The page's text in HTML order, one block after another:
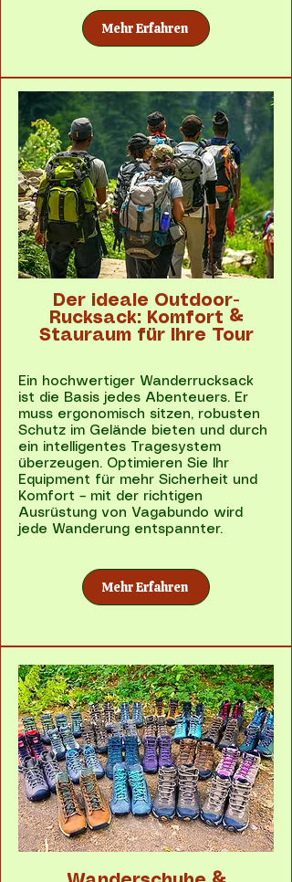
Mehr Erfahren
Der ideale Outdoor-
Rucksack: Komfort &
Stauraum für Ihre Tour
Ein hochwertiger Wanderrucksack
ist die Basis jedes Abenteuers. Er
muss ergonomisch sitzen, robusten
Schutz im Gelände bieten und durch
ein intelligentes Tragesystem
überzeugen. Optimieren Sie Ihr
Equipment für mehr Sicherheit und
Komfort – mit der richtigen
Ausrüstung von Vagabundo wird
jede Wanderung entspannter.
Mehr Erfahren